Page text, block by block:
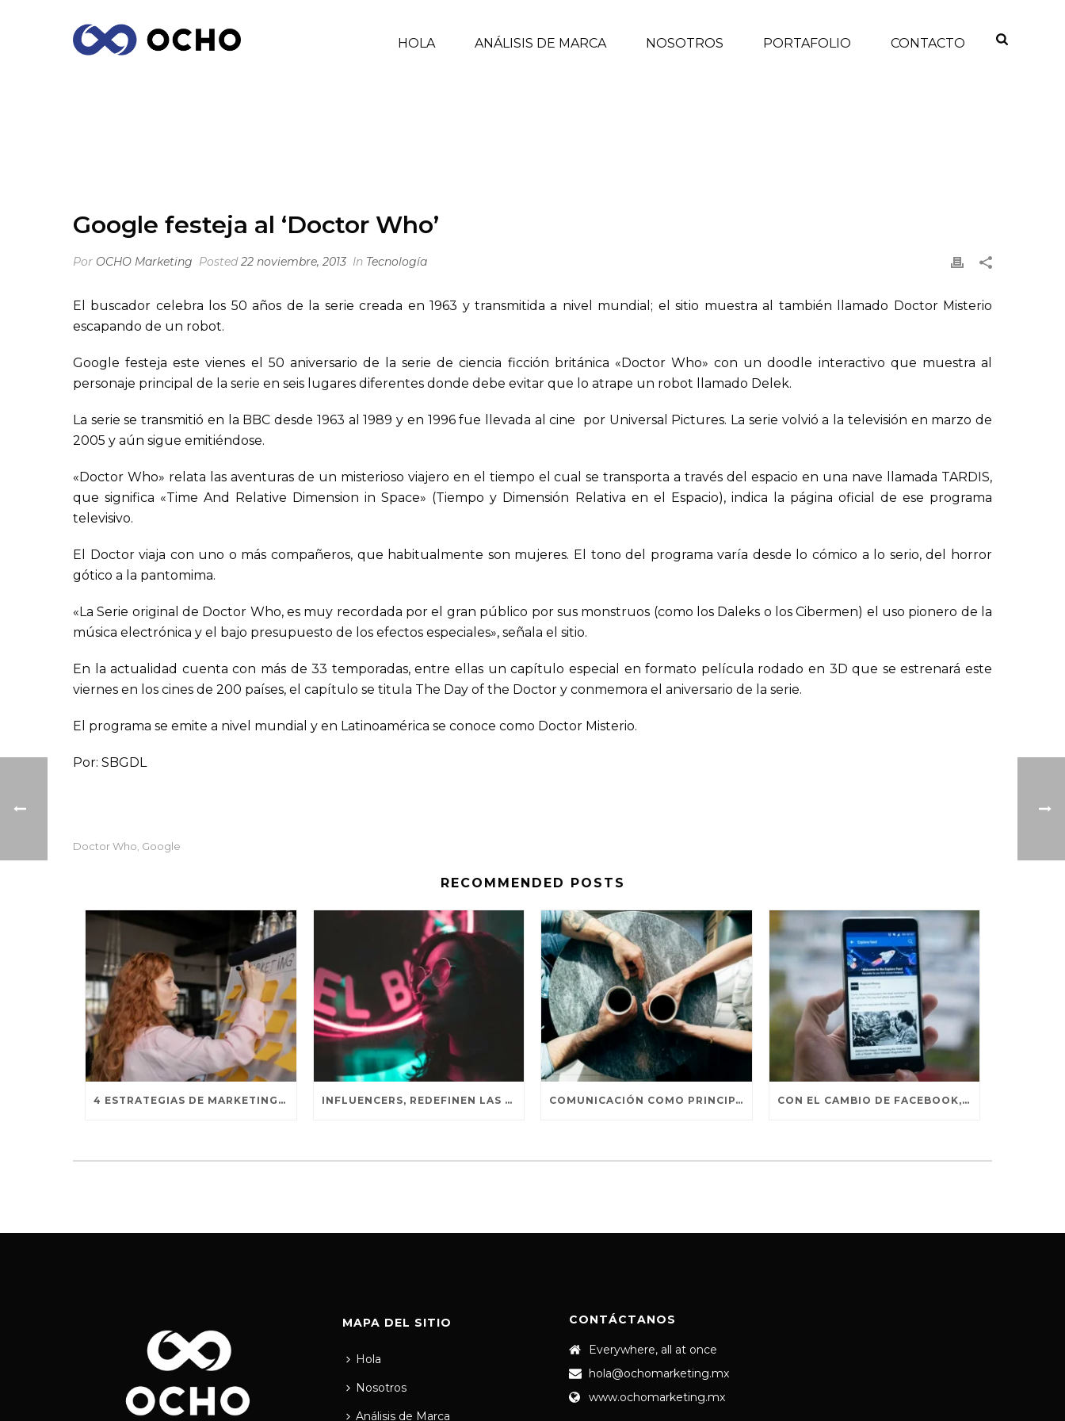
HOLA ANÁLISIS DE MARCA NOSOTROS PORTAFOLIO CONTACTO
Google festeja al ‘Doctor Who’
Por OCHO Marketing Posted22 noviembre, 2013 In Tecnología
El buscador celebra los 50 años de la serie creada en 1963 y transmitida a nivel mundial; el sitio muestra al también llamado Doctor Misterio
escapando de un robot.
Google festeja este vienes el 50 aniversario de la serie de ciencia ficción británica «Doctor Who» con un doodle interactivo que muestra al
personaje principal de la serie en seis lugares diferentes donde debe evitar que lo atrape un robot llamado Delek.
La serie se transmitió en la BBC desde 1963 al 1989 y en 1996 fue llevada al cine por Universal Pictures. La serie volvió a la televisión en marzo de
2005 y aún sigue emitiéndose.
«Doctor Who» relata las aventuras de un misterioso viajero en el tiempo el cual se transporta a través del espacio en una nave llamada TARDIS,
que significa «Time And Relative Dimension in Space» (Tiempo y Dimensión Relativa en el Espacio), indica la página oficial de ese programa
televisivo.
El Doctor viaja con uno o más compañeros, que habitualmente son mujeres. El tono del programa varía desde lo cómico a lo serio, del horror
gótico a la pantomima.
«La Serie original de Doctor Who, es muy recordada por el gran público por sus monstruos (como los Daleks o los Cibermen) el uso pionero de la
música electrónica y el bajo presupuesto de los efectos especiales», señala el sitio.
En la actualidad cuenta con más de 33 temporadas, entre ellas un capítulo especial en formato película rodado en 3D que se estrenará este
viernes en los cines de 200 países, el capítulo se titula The Day of the Doctor y conmemora el aniversario de la serie.
El programa se emite a nivel mundial y en Latinoamérica se conoce como Doctor Misterio.
Por: SBGDL
Doctor Who, Google
RECOMMENDED POSTS
4 ESTRATEGIAS DE MARKETING CLAVE INFLUENCERS, REDEFINEN LAS NORMAS DEL MARKETING EN AMÉRICA LATINA COMUNICACIÓN COMO PRINCIPAL MÉTODO DE PERSUASIÓN CON EL CAMBIO DE FACEBOOK, ¿CÓMO SEGUIR VIENDO NOTICIAS DE INTERÉS?
MAPA DEL SITIO
Hola
Nosotros
Análisis de Marca
CONTÁCTANOS
Everywhere, all at once
hola@ochomarketing.mx
www.ochomarketing.mx